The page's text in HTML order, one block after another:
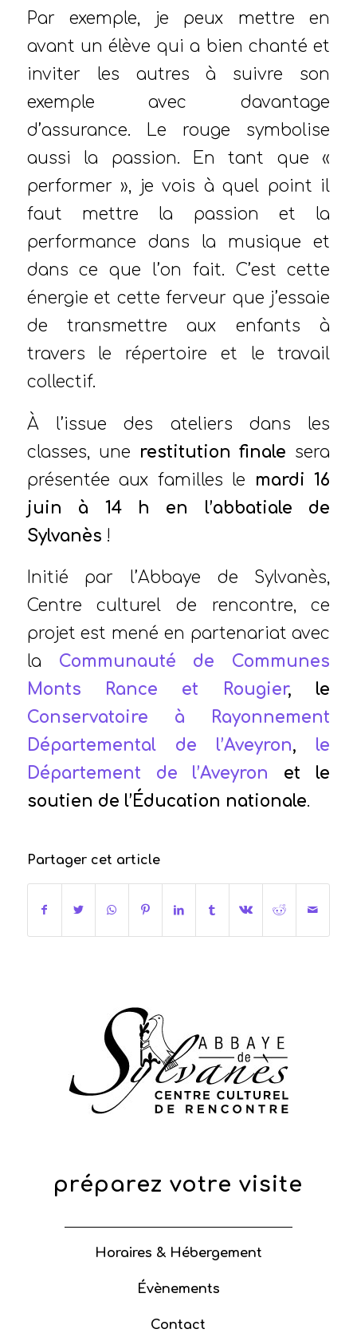
Par exemple, je peux mettre en
avant un élève qui a bien chanté et
inviter les autres à suivre son
exemple avec davantage
d’assurance. Le rouge symbolise
aussi la passion. En tant que «
performer », je vois à quel point il
faut mettre la passion et la
performance dans la musique et
dans ce que l’on fait. C’est cette
énergie et cette ferveur que j’essaie
de transmettre aux enfants à
travers le répertoire et le travail
collectif.
À l’issue des ateliers dans les
classes, une
restitution finale sera
présentée aux familles le mardi 16
juin à 14 h en l’abbatiale de
Sylvanès !
Initié par l’Abbaye de Sylvanès,
Centre culturel de rencontre, ce
projet est mené en partenariat avec
la Communauté de Communes
Monts Rance et Rougier, le
Conservatoire à Rayonnement
Départemental de l’Aveyron, le
Département de l’Aveyron
et le
soutien de l’Éducation nationale.
Partager cet article
préparez votre visite
Horaires & Hébergement
Évènements
Contact